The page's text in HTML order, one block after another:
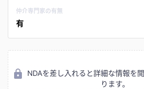
仲介専門家の有無
有
NDAを差し入れると詳細な情報を
ります。